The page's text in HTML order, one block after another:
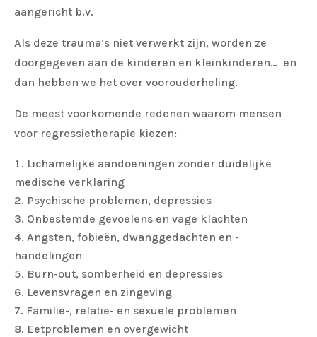
aangericht b.v.
Als deze trauma’s niet verwerkt zijn, worden ze
doorgegeven aan de kinderen en kleinkinderen… en
dan hebben we het over voorouderheling.
De meest voorkomende redenen waarom mensen
voor regressietherapie kiezen:
Lichamelijke aandoeningen zonder duidelijke
medische verklaring
Psychische problemen, depressies
Onbestemde gevoelens en vage klachten
Angsten, fobieën, dwanggedachten en -
handelingen
Burn-out, somberheid en depressies
Levensvragen en zingeving
Familie-, relatie- en sexuele problemen
Eetproblemen en overgewicht